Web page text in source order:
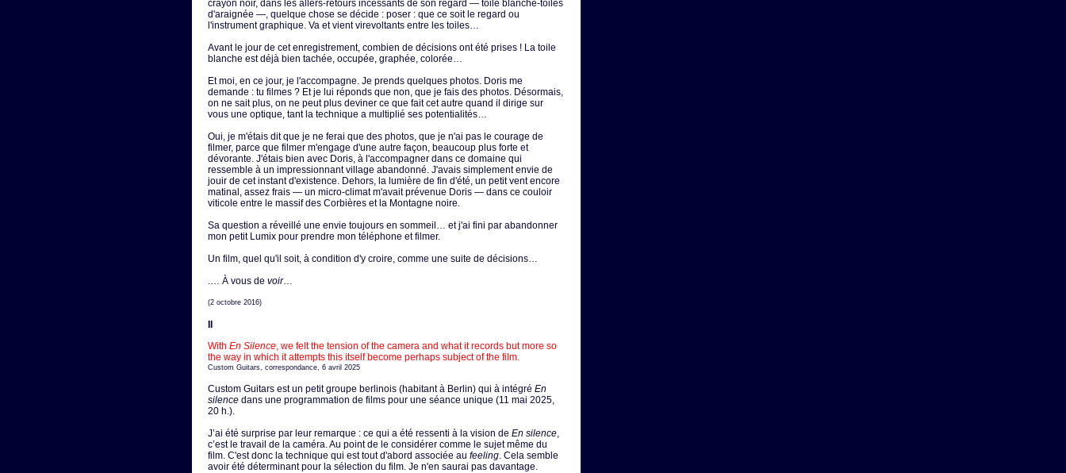
crayon noir, dans les allers-retours incessants de son regard — toile blanche-toiles
d'araignée —, quelque chose se décide : poser : que ce soit le regard ou
l'instrument graphique. Va et vient virevoltants entre les toiles…
Avant le jour de cet enregistrement, combien de décisions ont été prises ! La toile
blanche est déjà bien tachée, occupée, graphée, colorée…
Et moi, en ce jour, je l'accompagne. Je prends quelques photos. Doris me
demande : tu filmes ? Et je lui réponds que non, que je fais des photos. Désormais,
on ne sait plus, on ne peut plus deviner ce que fait cet autre quand il dirige sur
vous une optique, tant la technique a multiplié ses potentialités…
Oui, je m'étais dit que je ne ferai que des photos, que je n'ai pas le courage de
filmer, parce que filmer m'engage d'une autre façon, beaucoup plus forte et
dévorante. J'étais bien avec Doris, à l'accompagner dans ce domaine qui
ressemble à un impressionnant village abandonné. J'avais simplement envie de
jouir de cet instant d'existence. Dehors, la lumière de fin d'été, un petit vent encore
matinal, assez frais — un micro-climat m'avait prévenue Doris — dans ce couloir
viticole entre le massif des Corbières et la Montagne noire.
Sa question a réveillé une envie toujours en sommeil… et j'ai fini par abandonner
mon petit Lumix pour prendre mon téléphone et filmer.
Un film, quel qu'il soit, à condition d'y croire, comme une suite de décisions…
.… À vous de voir…
(2 octobre 2016)
With En Silence, we felt the tension of the camera and what it records but more so
the way in which it attempts this itself become perhaps subject of the film.
Custom Guitars, correspondance, 6 avril 2025
Custom Guitars est un petit groupe berlinois (habitant à Berlin) qui à intégré En
silence dans une programmation de films pour une séance unique (11 mai 2025,
20 h.).
J’ai été surprise par leur remarque : ce qui a été ressenti à la vision de En silence,
c’est le travail de la caméra. Au point de le considérer comme le sujet même du
film. C'est donc la technique qui est tout d'abord associée au feeling. Cela semble
avoir été déterminant pour la sélection du film. Je n'en saurai pas davantage.